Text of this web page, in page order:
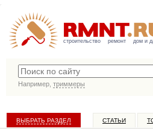
строительство ремонт дом и
Например, триммеры
ВЫБРАТЬ РАЗДЕЛ СТАТЬИ